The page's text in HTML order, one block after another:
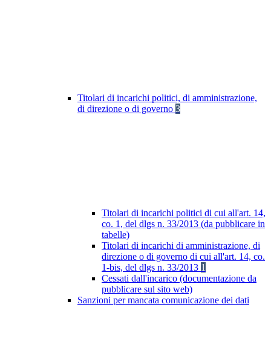
Titolari di incarichi politici, di amministrazione,
di direzione o di governo 3
Titolari di incarichi politici di cui all'art. 14,
co. 1, del dlgs n. 33/2013 (da pubblicare in
tabelle)
Titolari di incarichi di amministrazione, di
direzione o di governo di cui all'art. 14, co.
1-bis, del dlgs n. 33/2013 1
Cessati dall'incarico (documentazione da
pubblicare sul sito web)
Sanzioni per mancata comunicazione dei dati